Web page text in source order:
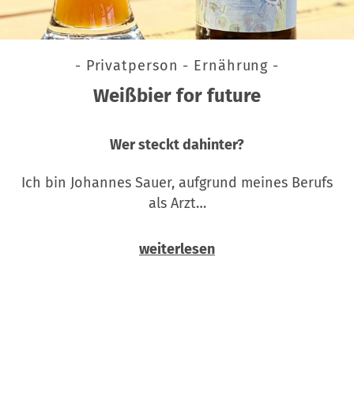
- Privatperson - Ernährung -
Weißbier for future
Wer steckt dahinter?
Ich bin Johannes Sauer, aufgrund meines Berufs
als Arzt…
weiterlesen